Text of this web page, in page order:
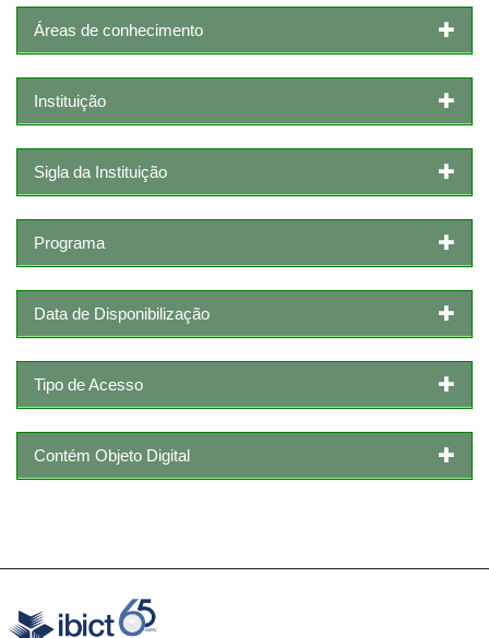
Áreas de conhecimento
Instituição
Sigla da Instituição
Programa
Data de Disponibilização
Tipo de Acesso
Contém Objeto Digital